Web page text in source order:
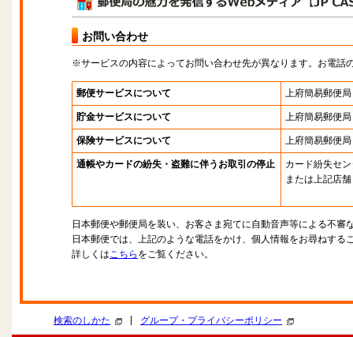
お問い合わせ
※サービスの内容によってお問い合わせ先が異なります。お電話
郵便サービスについて 上府簡易郵便局
貯金サービスについて 上府簡易郵便局
保険サービスについて 上府簡易郵便局
通帳やカードの紛失・盗難に伴うお取引の停止
カード紛失セ
または上記店舗
日本郵便や郵便局を装い、お客さま宛てに自動音声等による不審
日本郵便では、上記のような電話をかけ、個人情報をお尋ねする
詳しくはこちら をご覧ください。
検索のしかた グループ・プライバシーポリシー